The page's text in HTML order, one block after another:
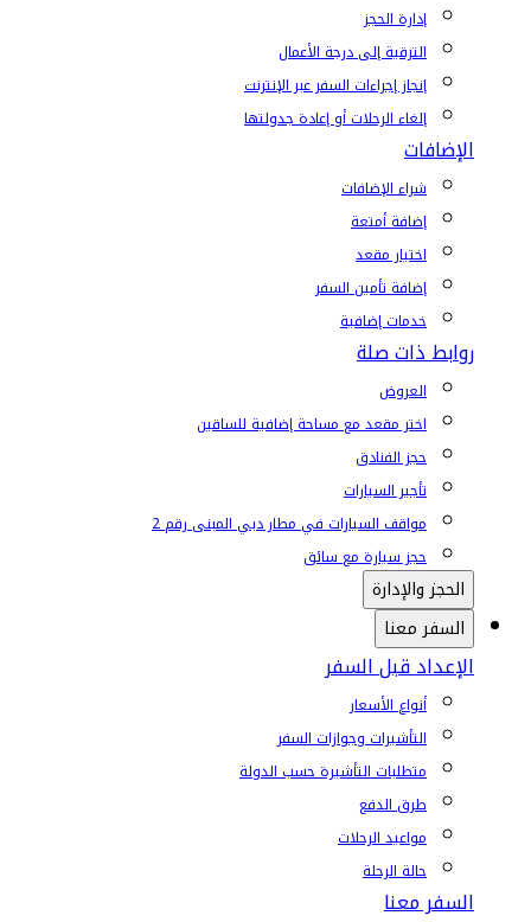
إدارة الحجز
الترقية إلى درجة الأعمال
إنجاز إجراءات السفر عبر الإنترنت
إلغاء الرحلات أو إعادة جدولتها
الإضافات
شراء الإضافات
إضافة أمتعة
اختيار مقعد
إضافة تأمين السفر
خدمات إضافية
روابط ذات صلة
العروض
اختر مقعد مع مساحة إضافية للساقين
حجز الفنادق
تأجير السيارات
مواقف السيارات في مطار دبي المبنى رقم 2
حجز سيارة مع سائق
الحجز والإدارة
السفر معنا
الإعداد قبل السفر
أنواع الأسعار
التأشيرات وجوازات السفر
متطلبات التأشيرة حسب الدولة
طرق الدفع
مواعيد الرحلات
حالة الرحلة
السفر معنا